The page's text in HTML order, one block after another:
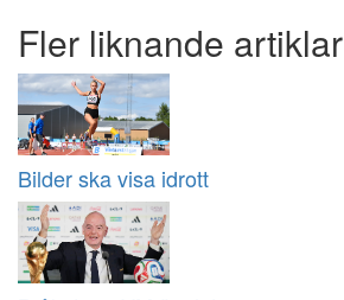
Fler liknande artiklar
Bilder ska visa idrott